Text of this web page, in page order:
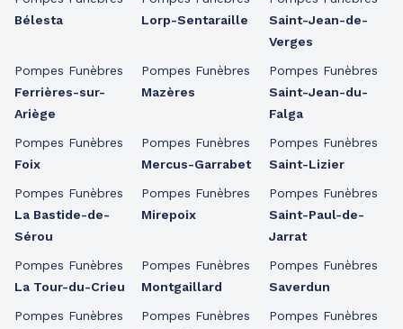
Bélesta
Pompes Funèbres
Ferrières-sur-
Ariège
Pompes Funèbres
Foix
Pompes Funèbres
La Bastide-de-
Sérou
Pompes Funèbres
La Tour-du-Crieu
Pompes Funèbres
Lorp-Sentaraille
Pompes Funèbres
Mazères
Pompes Funèbres
Mercus-Garrabet
Pompes Funèbres
Mirepoix
Pompes Funèbres
Montgaillard
Pompes Funèbres
Saint-Jean-de-
Verges
Pompes Funèbres
Saint-Jean-du-
Falga
Pompes Funèbres
Saint-Lizier
Pompes Funèbres
Saint-Paul-de-
Jarrat
Pompes Funèbres
Saverdun
Pompes Funèbres